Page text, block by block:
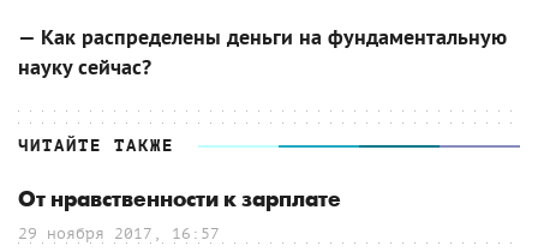
— Как распределены деньги на фундаментальную
науку сейчас?
ЧИТАЙТЕ ТАКЖЕ
От нравственности к зарплате
29 ноября 2017, 16:57